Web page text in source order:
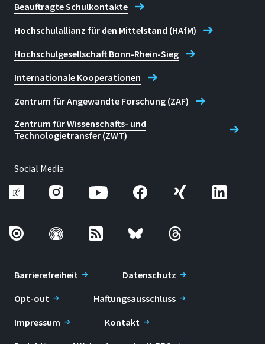
Beauftragte Schulkontakte
Hochschulallianz für den Mittelstand (HAfM)
Hochschulgesellschaft Bonn-Rhein-Sieg
Internationale Kooperationen
Zentrum für Angewandte Forschung (ZAF)
Zentrum für Wissenschafts- und
Technologietransfer (ZWT)
Social Media
Barrierefreiheit
Datenschutz
Opt-out
Haftungsausschluss
Impressum
Kontakt